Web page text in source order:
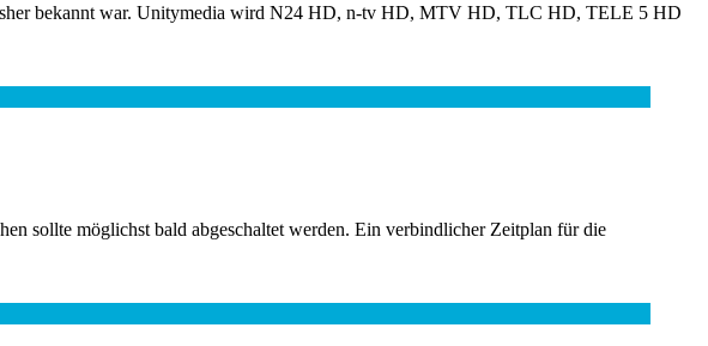
bekannt war. Unitymedia wird N24 HD, n-tv HD, MTV HD, TLC HD, TELE 5 HD
sollte möglichst bald abgeschaltet werden. Ein verbindlicher Zeitplan für die